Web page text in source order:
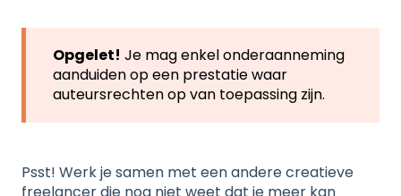
Opgelet! Je mag enkel onderaanneming
aanduiden op een prestatie waar
auteursrechten op van toepassing zijn.
Psst! Werk je samen met een andere creatieve
freelancer die nog niet weet dat je meer kan